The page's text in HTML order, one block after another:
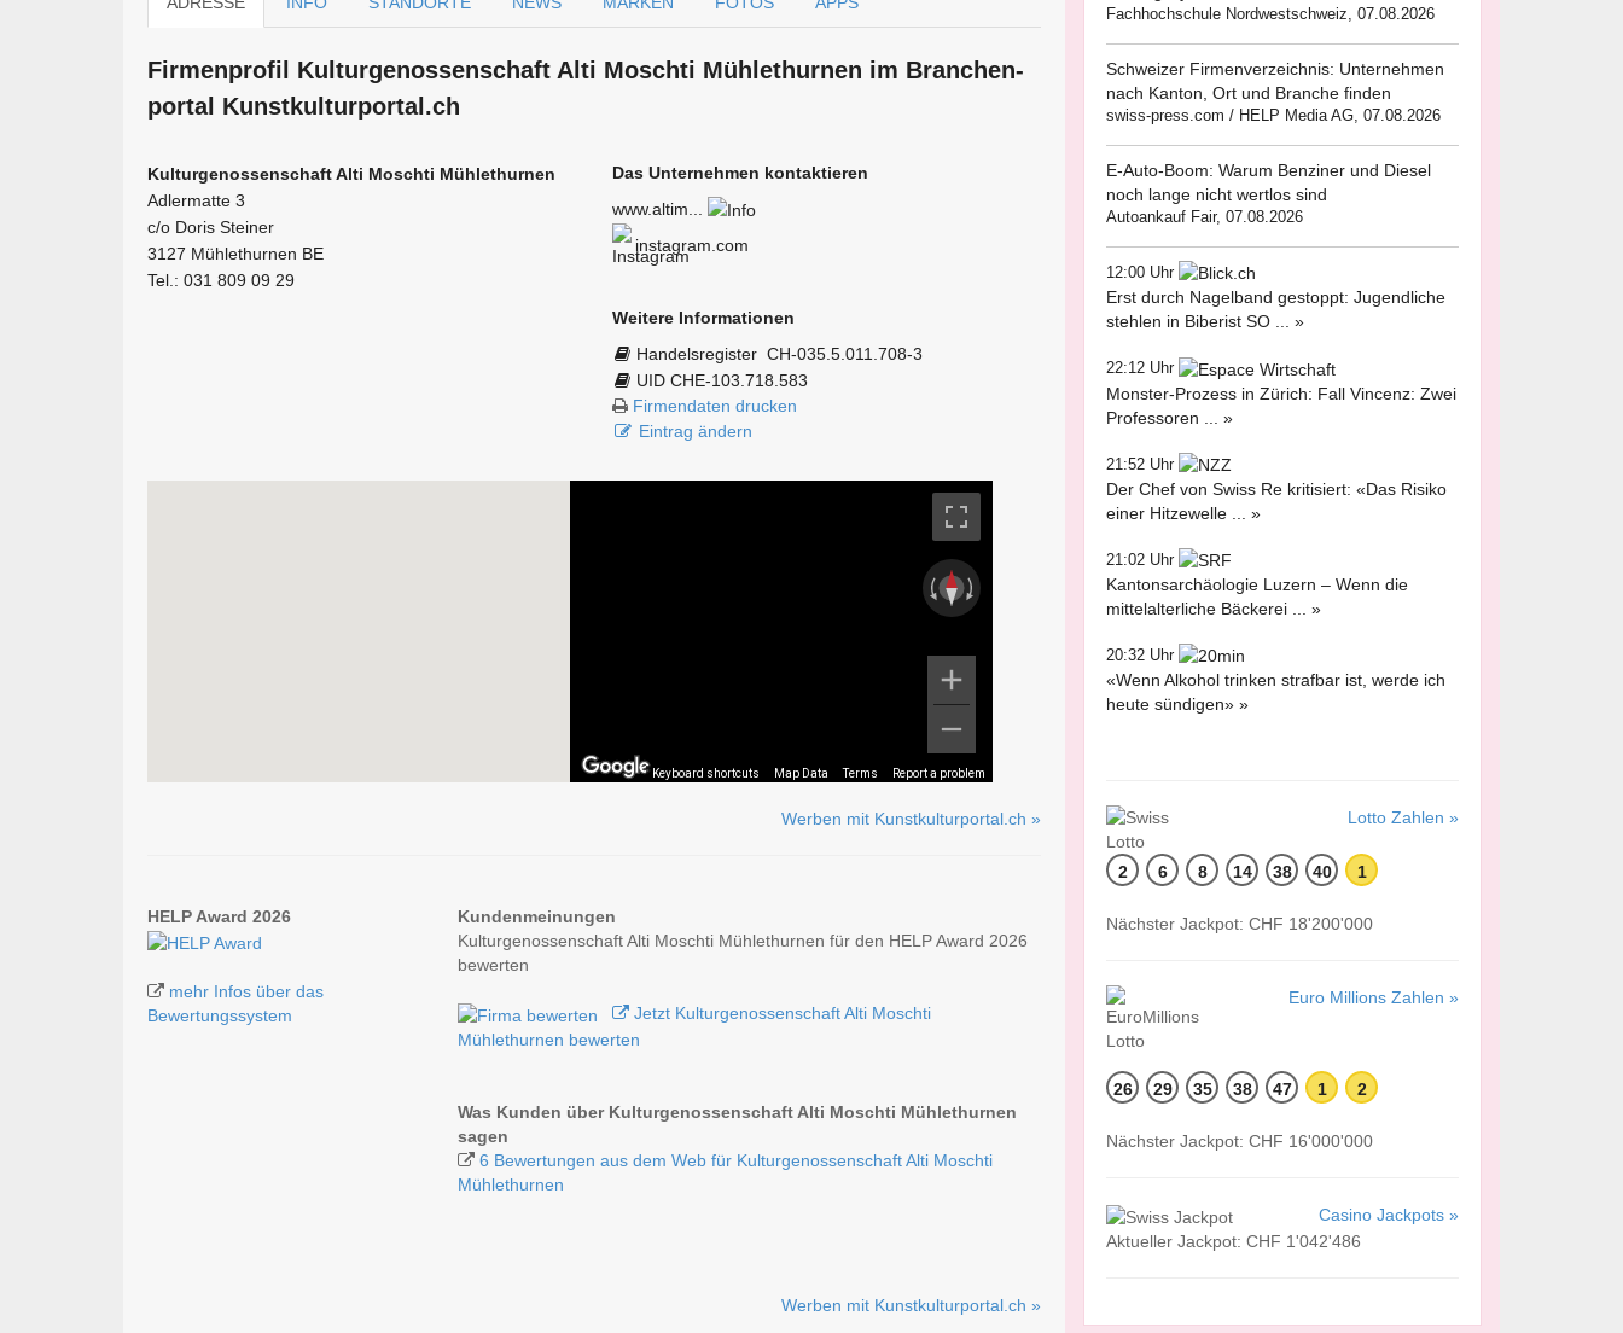
Firmen­profil Kulturgenossenschaft Alti Moschti Mühlethurnen im Branchen­
portal Kunstkulturportal.ch
Kulturgenossenschaft Alti Moschti Mühlethurnen
Adlermatte 3
c/o Doris Steiner
3127 Mühlethurnen BE
Tel.: 031 809 09 29
Das Unternehmen kontaktieren
www.altim...
instagram.com
Weitere Informationen
Handelsregister CH-035.5.011.708-3
UID CHE-103.718.583
Firmendaten drucken
Eintrag ändern
Keyboard shortcuts Map Data Terms Report a problem
Werben mit Kunstkulturportal.ch »
HELP Award 2026
mehr Infos über das
Bewertungssystem
Kundenmeinungen
Kulturgenossenschaft Alti Moschti Mühlethurnen für den HELP Award 2026
bewerten
Jetzt Kulturgenossenschaft Alti Moschti
Mühlethurnen bewerten
Was Kunden über Kulturgenossenschaft Alti Moschti Mühlethurnen
sagen
6 Bewertungen aus dem Web für Kulturgenossenschaft Alti Moschti
Mühlethurnen
Werben mit Kunstkulturportal.ch »
Fachhochschule Nordwestschweiz, 07.08.2026
Schweizer Firmenverzeichnis: Unternehmen
nach Kanton, Ort und Branche finden
swiss-press.com / HELP Media AG, 07.08.2026
E-Auto-Boom: Warum Benziner und Diesel
noch lange nicht wertlos sind
Autoankauf Fair, 07.08.2026
12:00 Uhr
Erst durch Nagelband gestoppt: Jugendliche
stehlen in Biberist SO ... »
22:12 Uhr
Monster-Prozess in Zürich: Fall Vincenz: Zwei
Professoren ... »
21:52 Uhr
Der Chef von Swiss Re kritisiert: «Das Risiko
einer Hitzewelle ... »
21:02 Uhr
Kantonsarchäologie Luzern – Wenn die
mittelalterliche Bäckerei ... »
20:32 Uhr
«Wenn Alkohol trinken strafbar ist, werde ich
heute sündigen» »
Lotto Zahlen »
2 6 8 14 38 40 1
Nächster Jackpot: CHF 18'200'000
Euro Millions Zahlen »
26 29 35 38 47 1 2
Nächster Jackpot: CHF 16'000'000
Casino Jackpots »
Aktueller Jackpot: CHF 1'042'486